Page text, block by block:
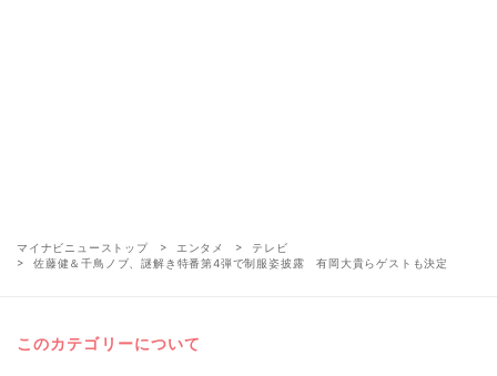
マイナビニューストップ エンタメ
テレビ
佐藤健＆千鳥ノブ、謎解き特番第4弾で制服姿披露 有岡大貴らゲストも決定
このカテゴリーについて